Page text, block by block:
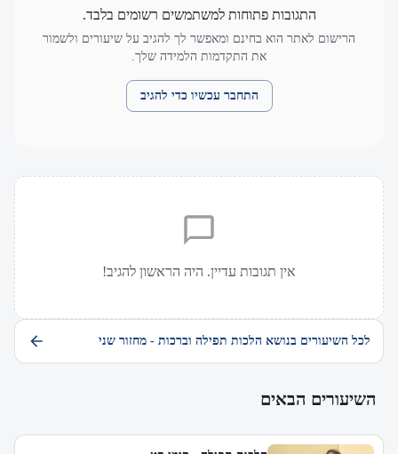
התגובות פתוחות למשתמשים רשומים בלבד.
הרישום לאתר הוא בחינם ומאפשר לך להגיב על שיעורים ולשמור
את התקדמות הלמידה שלך.
התחבר עכשיו כדי להגיב
אין תגובות עדיין. היה הראשון להגיב!
לכל השיעורים בנושא הלכות תפילה וברכות - מחזור שני
השיעורים הבאים